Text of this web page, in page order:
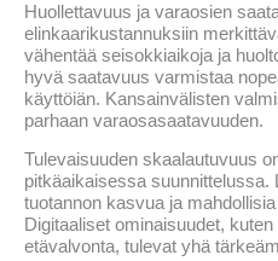
Huollettavuus ja varaosien
elinkaarikustannuksiin
vähentää seisokkiaikoja ja
hyvä saatavuus varmistaa
käyttöiän. Kansainvälisten
parhaan varaosasaatavuuden.
Tulevaisuuden skaalautuvuus
pitkäaikaisessa suunnittelussa.
tuotannon kasvua ja
Digitaaliset ominaisuudet,
etävalvonta, tulevat yhä